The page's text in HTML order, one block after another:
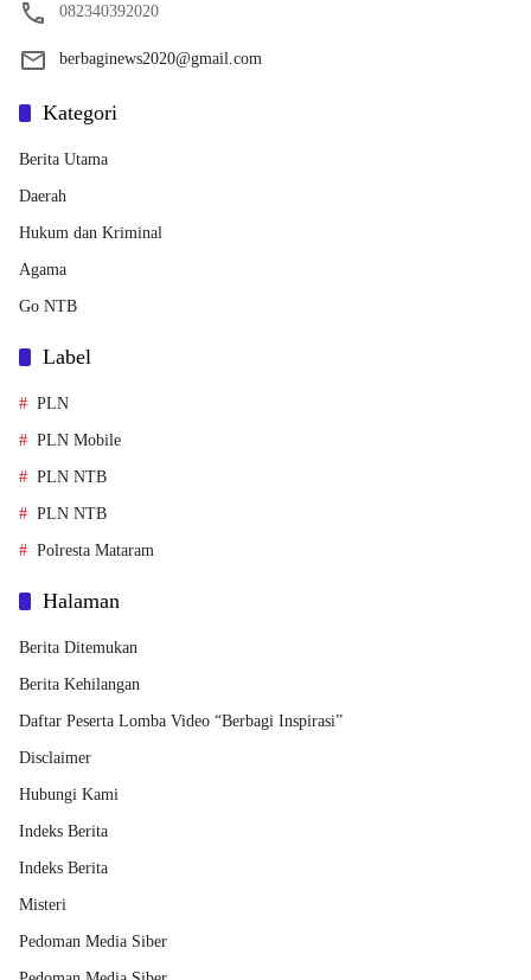
082340392020
berbaginews2020@gmail.com
Kategori
Berita Utama
Daerah
Hukum dan Kriminal
Agama
Go NTB
Label
PLN
PLN Mobile
PLN NTB
PLN NTB
Polresta Mataram
Halaman
Berita Ditemukan
Berita Kehilangan
Daftar Peserta Lomba Video “Berbagi Inspirasi”
Disclaimer
Hubungi Kami
Indeks Berita
Indeks Berita
Misteri
Pedoman Media Siber